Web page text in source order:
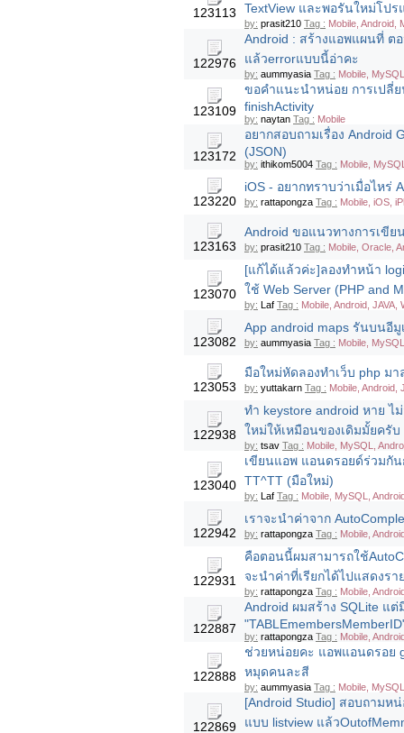
123113
TextView และพอรันใหม่โป
by: prasit210 Tag : Mobile, Android,
122976
Android : สร้างแอพแผนที่ ต
แล้วerrorแบบนี้อ่าคะ
by: aummyasia Tag : Mobile,
123109
ขอคำแนะนำหน่อย การเปลี่ย
finishActivity
by: naytan Tag : Mobile
123172
อยากสอบถามเรื่อง Android
(JSON)
by: ithikom5004 Tag : Mobile,
123220
iOS - อยากทราบว่าเมื่อไหร่
by: rattapongza Tag : Mobile, iOS,
123163
Android ขอแนวทางการเขีย
by: prasit210 Tag : Mobile, Oracle,
123070
[แก้ได้แล้วค่ะ]ลองทำหน้า
ใช้ Web Server (PHP and
by: Laf Tag : Mobile, Android,
123082
App android maps รันบนอี
by: aummyasia Tag : Mobile,
123053
มือใหม่หัดลองทำเว็บ php ม
by: yuttakarn Tag : Mobile, Android,
122938
ทำ keystore android หาย
ใหม่ให้เหมือนของเดิมมั้ยครับ
by: tsav Tag : Mobile, MySQL,
123040
เขียนแอพ แอนดรอยด์ร่วมกัน
TT^TT (มือใหม่)
by: Laf Tag : Mobile, MySQL,
122942
เราจะนำค่าจาก
by: rattapongza Tag : Mobile,
122931
คือตอนนี้ผมสามารถใช้
จะนำค่าที่เรียกได้ไปแสดงรา
by: rattapongza Tag : Mobile,
122887
Android ผมสร้าง SQLite แ
by: rattapongza Tag : Mobile,
122888
ช่วยหน่อยคะ แอพแอนดรอย
หมุดคนละสี
by: aummyasia Tag : Mobile,
122869
[Android Studio] สอบถามห
แบบ listview แล้ว